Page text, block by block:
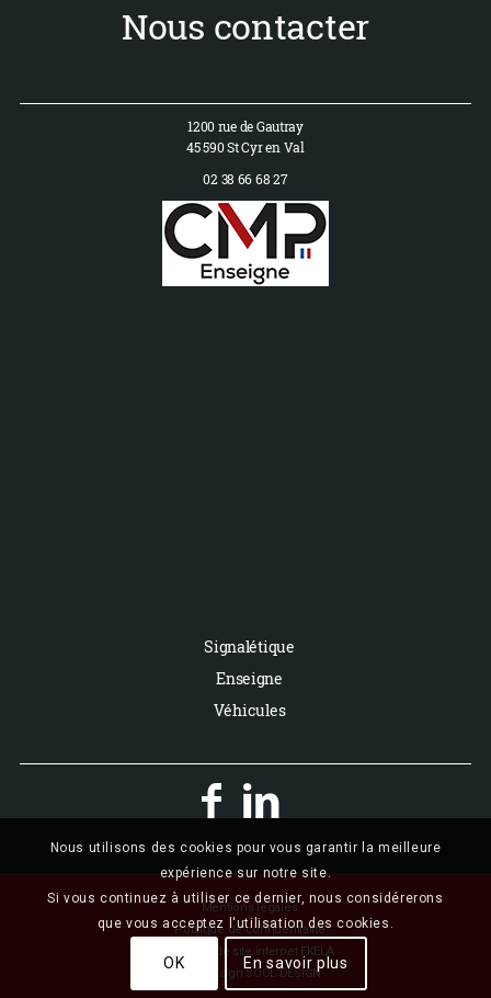
Nous contacter
1200 rue de Gautray
45 590 St Cyr en Val
02 38 66 68 27
Signalétique
Enseigne
Véhicules
 
Mentions légales
Politique de confidentialité
Création de site internet EKELA
Webdesign SOOL DESIGN
Nous utilisons des cookies pour vous garantir la meilleure
expérience sur notre site.
Si vous continuez à utiliser ce dernier, nous considérerons
que vous acceptez l'utilisation des cookies.
OK En savoir plus